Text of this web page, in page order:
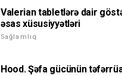
Valerian tabletlərə dair
əsas xüsusiyyətləri
Sağlamlıq
Hood. Şəfa gücünün